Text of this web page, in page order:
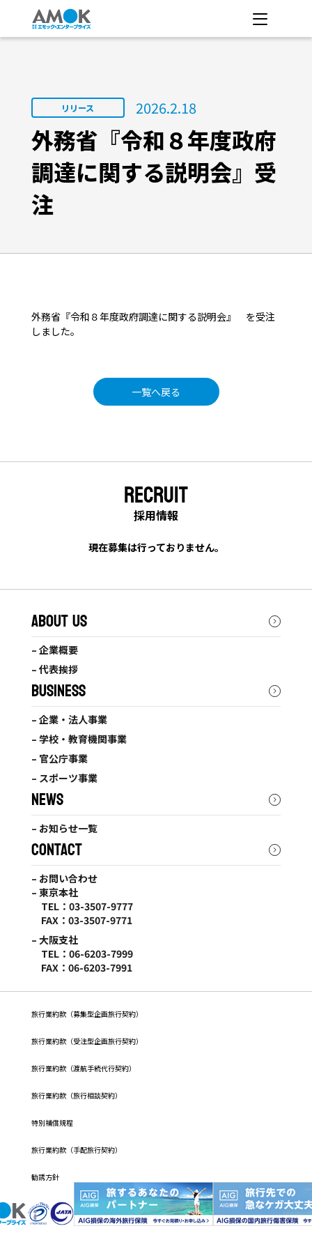
リリース 2026.2.18
外務省『令和８年度政府
調達に関する説明会』受
注
外務省『令和８年度政府調達に関する説明会』 を受注
しました。
一覧へ戻る
RECRUIT
採用情報
現在募集は行っておりません。
ABOUT US
– 企業概要
– 代表挨拶
BUSINESS
– 企業・法人事業
– 学校・教育機関事業
– 官公庁事業
– スポーツ事業
NEWS
– お知らせ一覧
CONTACT
– お問い合わせ
– 東京本社
TEL：03-3507-9777
FAX：03-3507-9771
– 大阪支社
TEL：06-6203-7999
FAX：06-6203-7991
旅行業約款（募集型企画旅行契約）
旅⾏業約款（受注型企画旅⾏契約）
旅行業約款（渡航手続代行契約）
旅行業約款（旅行相談契約）
特別補償規程
旅行業約款（手配旅行契約）
勧誘方針